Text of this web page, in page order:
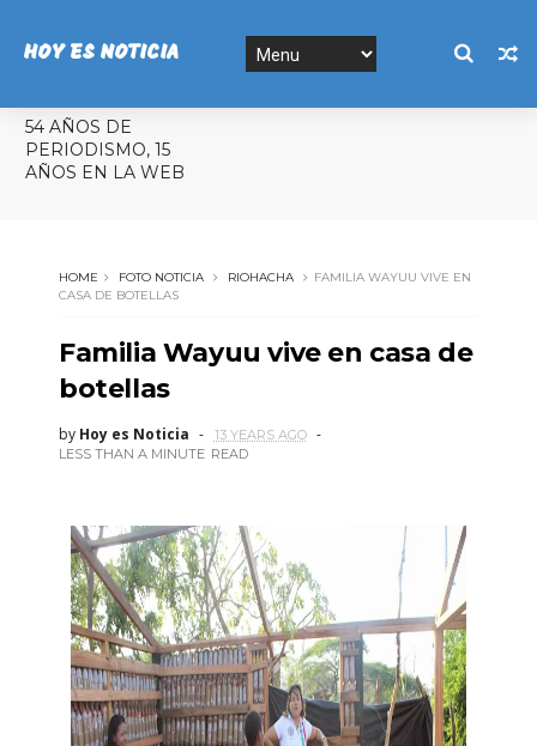
HOY ES NOTICIA
54 AÑOS DE
PERIODISMO, 15
AÑOS EN LA WEB
HOME FOTO NOTICIA RIOHACHA
FAMILIA WAYUU VIVE EN
CASA DE BOTELLAS
Familia Wayuu vive en casa de
botellas
by Hoy es Noticia
13 YEARS AGO
LESS THAN A MINUTE READ